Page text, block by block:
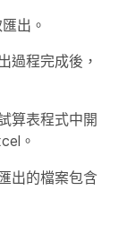
匯出 。
過程完成後，
算表程式中開
。
出的檔案包含